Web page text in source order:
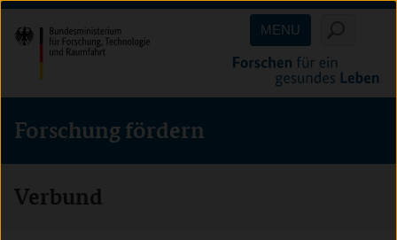
Direkt
zum
Inhalt
(Eingabetaste)
Direkt
zum
Hauptmenu
(Eingabetaste)
Direkt
zur
Suche
(Eingabetaste)
MENU
Forschung fördern
Verbund